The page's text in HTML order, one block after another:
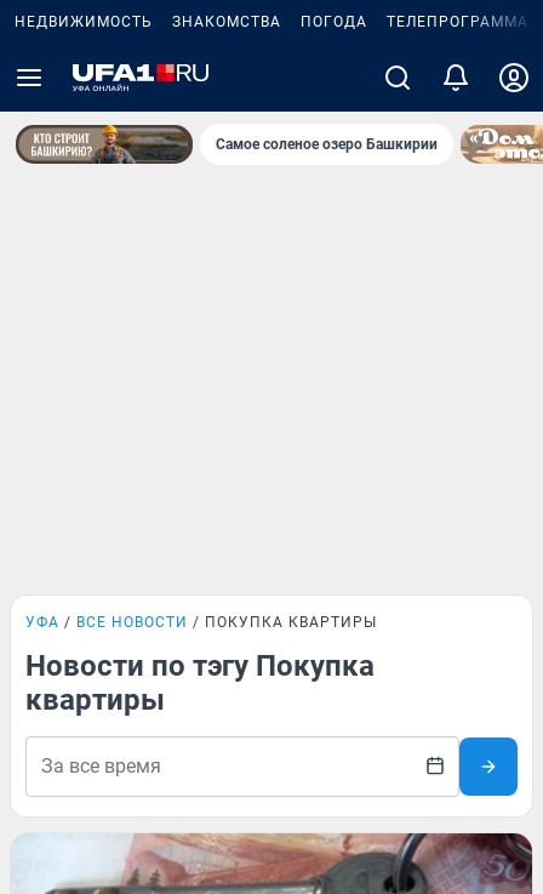
НЕДВИЖИМОСТЬ ЗНАКОМСТВА ПОГОДА ТЕЛЕПРОГРАММА
Самое соленое озеро Башкирии
УФА ВСЕ НОВОСТИ ПОКУПКА КВАРТИРЫ
Новости по тэгу Покупка
квартиры